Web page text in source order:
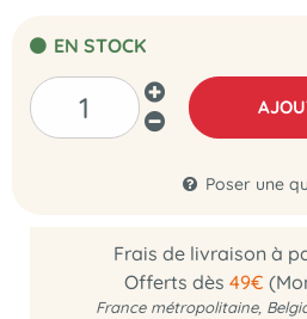
EN STOCK
Poser une
Frais de livraison à
Offerts dès 49€
France métropolitaine,